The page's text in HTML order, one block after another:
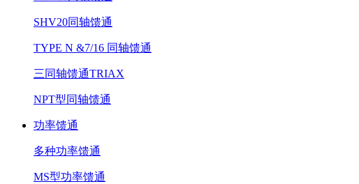
SHV20同轴馈通
TYPE N &7/16 同轴馈通
三同轴馈通TRIAX
NPT型同轴馈通
功率馈通
多种功率馈通
MS型功率馈通